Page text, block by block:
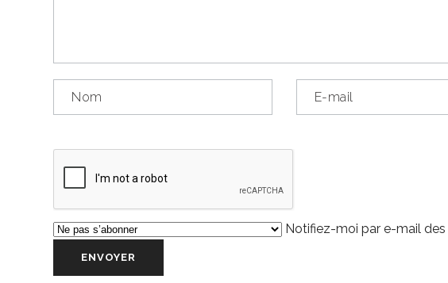
Notifiez-moi par e-mail des